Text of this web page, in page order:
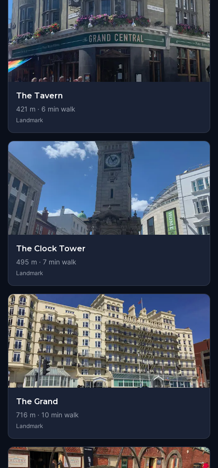
The Tavern
421 m · 6 min walk
Landmark
The Clock Tower
495 m · 7 min walk
Landmark
The Grand
716 m · 10 min walk
Landmark